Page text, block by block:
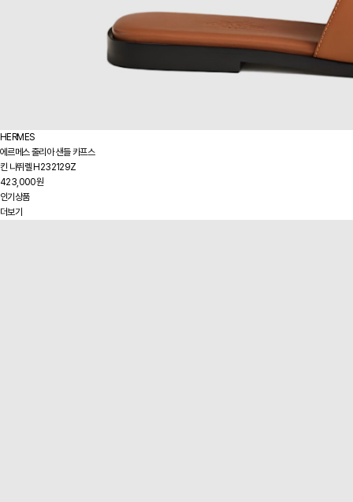
HERMES
에르메스 줄리아 샌들 카프스
킨 나뛰렐 H232129Z
423,000원
인기상품
더보기